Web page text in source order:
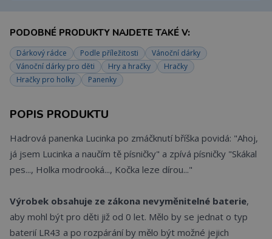
PODOBNÉ PRODUKTY NAJDETE TAKÉ V:
Dárkový rádce Podle příležitosti
Vánoční dárky
Vánoční dárky pro děti
Hry a hračky
Hračky
Hračky pro holky
Panenky
POPIS PRODUKTU
Hadrová panenka Lucinka po zmáčknutí bříška povidá: "Ahoj,
já jsem Lucinka a naučím tě písničky" a zpívá písničky "Skákal
pes..., Holka modrooká..., Kočka leze dírou..."
Výrobek obsahuje ze zákona nevyměnitelné baterie,
aby mohl být pro děti již od 0 let. Mělo by se jednat o typ
baterií LR43 a po rozpárání by mělo být možné jejich